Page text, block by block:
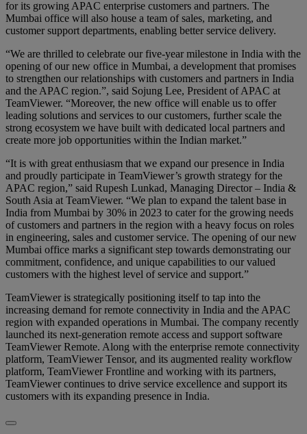
for its growing APAC enterprise customers and partners. The
Mumbai office will also house a team of sales, marketing, and
customer support departments, enabling better service delivery.
“We are thrilled to celebrate our five-year milestone in India with the
opening of our new office in Mumbai, a development that promises
to strengthen our relationships with customers and partners in India
and the APAC region.”, said Sojung Lee, President of APAC at
TeamViewer. “Moreover, the new office will enable us to offer
leading solutions and services to our customers, further scale the
strong ecosystem we have built with dedicated local partners and
create more job opportunities within the Indian market.”
“It is with great enthusiasm that we expand our presence in India
and proudly participate in TeamViewer’s growth strategy for the
APAC region,” said Rupesh Lunkad, Managing Director – India &
South Asia at TeamViewer. “We plan to expand the talent base in
India from Mumbai by 30% in 2023 to cater for the growing needs
of customers and partners in the region with a heavy focus on roles
in engineering, sales and customer service. The opening of our new
Mumbai office marks a significant step towards demonstrating our
commitment, confidence, and unique capabilities to our valued
customers with the highest level of service and support.”
TeamViewer is strategically positioning itself to tap into the
increasing demand for remote connectivity in India and the APAC
region with expanded operations in Mumbai. The company recently
launched its next-generation remote access and support software
TeamViewer Remote. Along with the enterprise remote connectivity
platform, TeamViewer Tensor, and its augmented reality workflow
platform, TeamViewer Frontline and working with its partners,
TeamViewer continues to drive service excellence and support its
customers with its expanding presence in India.